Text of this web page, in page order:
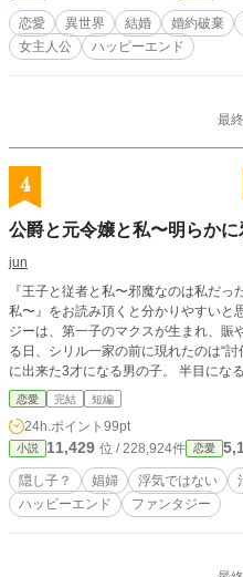
恋愛 異世界 結婚 婚約破棄
女主人公
ハッピーエンド
最
4
公爵と元令嬢と私〜明らか
jun
『王子と従者と私〜邪魔なのは私だ
私〜』をお読み頂くと分かりやすいと思います。 万事解決した
ジーは、第一子のマクスが生まれ、賑
る日、シリル一家の前に現れたのは“
に出来た3才になる男の子。 半目にな
ゃんなの？弟なの？」と喜ぶマクス。
シリル視点の話しがメインです。
恋愛 完結 短編
24h.ポイント 99pt
小説 11,429 位 / 228,924件 恋愛
隠し子？ 娼婦 浮気ではない
ハッピーエンド
ファンタジー